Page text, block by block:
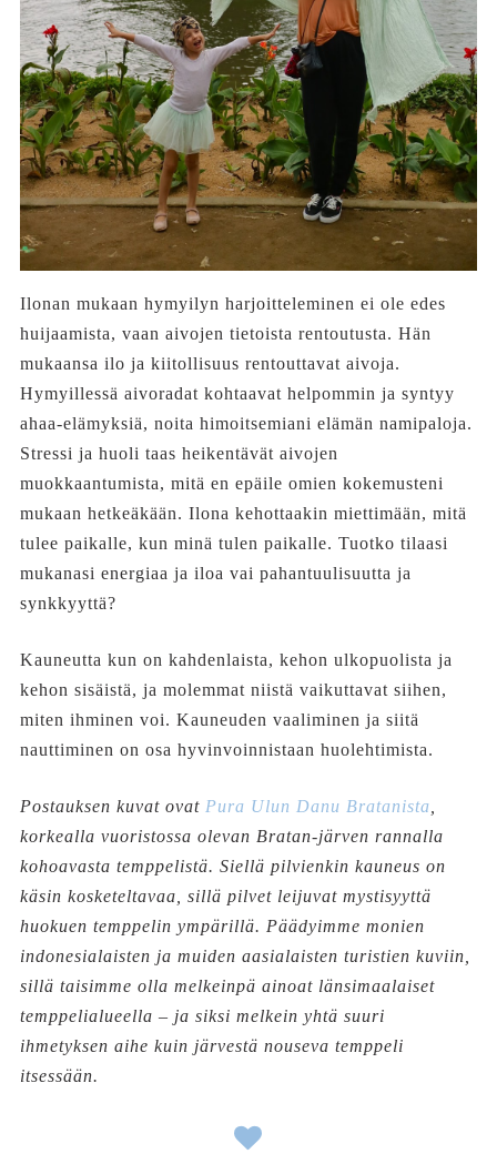
Ilonan mukaan hymyilyn harjoitteleminen ei ole edes
huijaamista, vaan aivojen tietoista rentoutusta. Hän
mukaansa ilo ja kiitollisuus rentouttavat aivoja.
Hymyillessä aivoradat kohtaavat helpommin ja syntyy
ahaa-elämyksiä, noita himoitsemiani elämän namipaloja.
Stressi ja huoli taas heikentävät aivojen
muokkaantumista, mitä en epäile omien kokemusteni
mukaan hetkeäkään. Ilona kehottaakin miettimään, mitä
tulee paikalle, kun minä tulen paikalle. Tuotko tilaasi
mukanasi energiaa ja iloa vai pahantuulisuutta ja
synkkyyttä?
Kauneutta kun on kahdenlaista, kehon ulkopuolista ja
kehon sisäistä, ja molemmat niistä vaikuttavat siihen,
miten ihminen voi. Kauneuden vaaliminen ja siitä
nauttiminen on osa hyvinvoinnistaan huolehtimista.
Postauksen kuvat ovat Pura Ulun Danu Bratanista
korkealla vuoristossa olevan Bratan-järven rannalla
kohoavasta temppelistä. Siellä pilvienkin kauneus on
käsin kosketeltavaa, sillä pilvet leijuvat mystisyyttä
huokuen temppelin ympärillä. Päädyimme monien
indonesialaisten ja muiden aasialaisten turistien kuviin,
sillä taisimme olla melkeinpä ainoat länsimaalaiset
temppelialueella – ja siksi melkein yhtä suuri
ihmetyksen aihe kuin järvestä nouseva temppeli
itsessään.